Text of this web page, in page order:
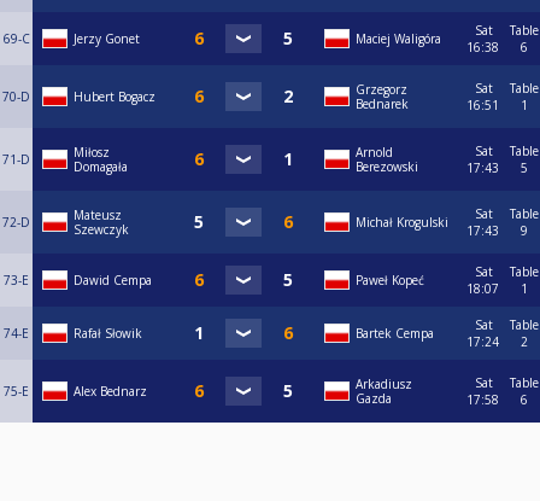
69-C Jerzy Gonet Maciej Waligóra
Sat
16:38
Table
6
70-D Hubert Bogacz
Grzegorz
Bednarek
Sat
16:51
Table
1
71-D
Miłosz
Domagała
Arnold
Berezowski
Sat
17:43
Table
5
72-D
Mateusz
Szewczyk
Michał Krogulski
Sat
17:43
Table
9
73-E Dawid Cempa Paweł Kopeć
Sat
18:07
Table
1
74-E Rafał Słowik Bartek Cempa
Sat
17:24
Table
2
75-E Alex Bednarz
Arkadiusz
Gazda
Sat
17:58
Table
6